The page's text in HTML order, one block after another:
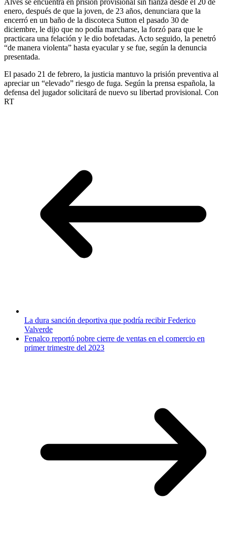
Alves se encuentra en prisión provisional sin fianza desde el 20 de
enero, después de que la joven, de 23 años, denunciara que la
encerró en un baño de la discoteca Sutton el pasado 30 de
diciembre, le dijo que no podía marcharse, la forzó para que le
practicara una felación y le dio bofetadas. Acto seguido, la penetró
“de manera violenta” hasta eyacular y se fue, según la denuncia
presentada.
El pasado 21 de febrero, la justicia mantuvo la prisión preventiva al
apreciar un “elevado” riesgo de fuga. Según la prensa española, la
defensa del jugador solicitará de nuevo su libertad provisional. Con
RT
La dura sanción deportiva que podría recibir Federico
Valverde
Fenalco reportó pobre cierre de ventas en el comercio en
primer trimestre del 2023